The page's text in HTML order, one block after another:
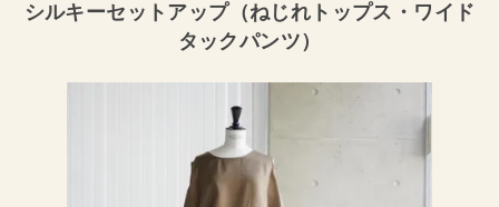
シルキーセットアップ（ねじれトップス・ワイド
タックパンツ）